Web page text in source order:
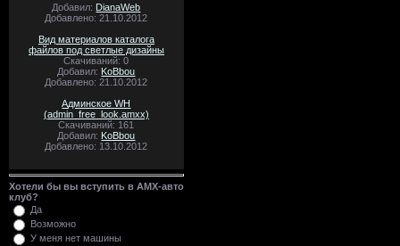
Добавил: DianaWeb
Добавлено: 21.10.2012
Вид материалов каталога
файлов под светлые дизайны
Скачиваний: 0
Добавил: KoBbou
Добавлено: 21.10.2012
Админское WH
(admin_free_look.amxx)
Скачиваний: 161
Добавил: KoBbou
Добавлено: 13.10.2012
Хотели бы вы вступить в AMX-авто
клуб?
Да
Возможно
У меня нет машины